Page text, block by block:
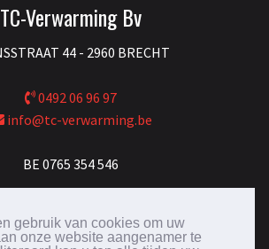
gebruik van cookies om uw
onze website aangenamer te
TC-Verwarming Bv
44 - 2960 BRECHT
0492 06 96 97
info@tc-verwarming.be
BE 0765 354 546